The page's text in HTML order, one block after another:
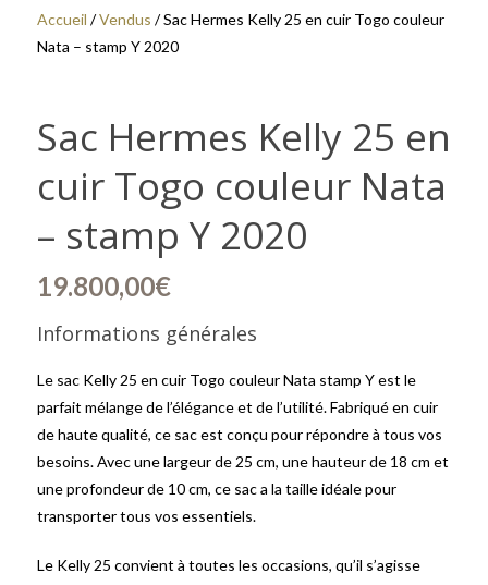
Accueil /Vendus / Sac Hermes Kelly 25 en cuir Togo couleur
Nata – stamp Y 2020
Sac Hermes Kelly 25 en
cuir Togo couleur Nata
– stamp Y 2020
19.800,00€
Informations générales
Le sac Kelly 25 en cuir Togo couleur Nata stamp Y est le
parfait mélange de l’élégance et de l’utilité. Fabriqué en cuir
de haute qualité, ce sac est conçu pour répondre à tous vos
besoins. Avec une largeur de 25 cm, une hauteur de 18 cm et
une profondeur de 10 cm, ce sac a la taille idéale pour
transporter tous vos essentiels.
Le Kelly 25 convient à toutes les occasions, qu’il s’agisse